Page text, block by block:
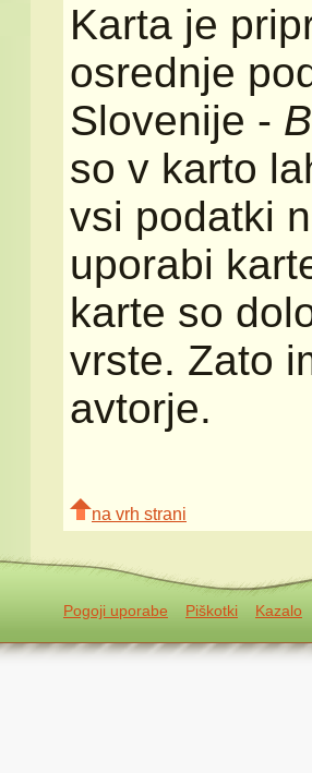
Karta je
osrednje
Slovenije -
so v karto
vsi podatki
uporabi
karte so
vrste. Zato
avtorje.
na vrh strani
Pogoji uporabe Piškotki Kazalo